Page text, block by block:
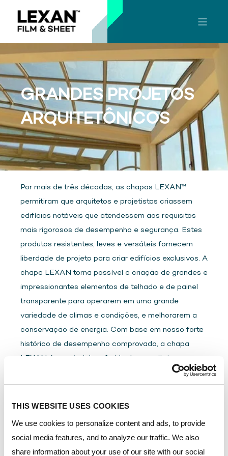
THIS WEBSITE USES COOKIES
We use cookies to personalize content and ads, to provide
social media features, and to analyze our traffic. We also
share information about your use of our site with our social
GRANDES PROJETOS
ARQUITETÔNICOS
Por mais de três décadas, as chapas LEXAN™
permitiram que arquitetos e projetistas criassem
edifícios notáveis que atendessem aos requisitos
mais rigorosos de desempenho e segurança. Estes
produtos resistentes, leves e versáteis fornecem
liberdade de projeto para criar edifícios exclusivos. A
chapa LEXAN torna possível a criação de grandes e
impressionantes elementos de telhado e de painel
transparente para operarem em uma grande
variedade de climas e condições, e melhorarem a
conservação de energia. Com base em nosso forte
histórico de desempenho comprovado, a chapa
LEXAN é o material preferido dos arquitetos e
designers para coberturas, fachadas, paredes,
fechamentos de escadas e muitas outras
PRODUTOS PARA GRANDES PROJETOS